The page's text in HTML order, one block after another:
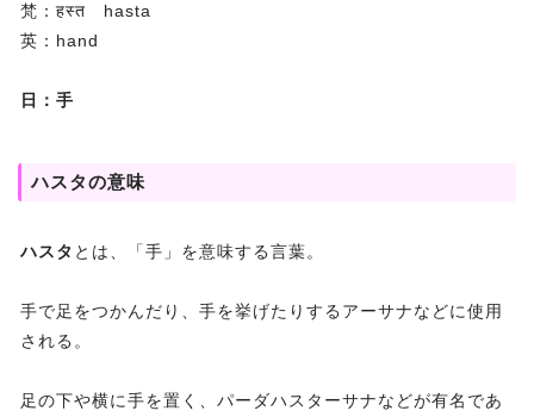
梵：हस्त hasta
英：hand
日：手
ハスタの意味
ハスタ とは、「手」を意味する言葉。
手で足をつかんだり、手を挙げたりするアーサナなどに使用
される。
足の下や横に手を置く、パーダハスターサナなどが有名であ